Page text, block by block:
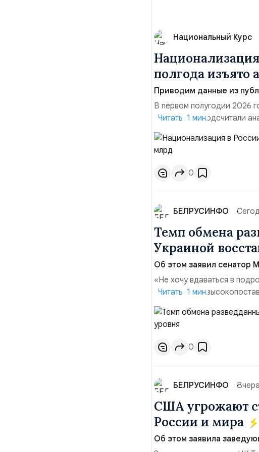
Национальный Курс
полгода изъято
Приводим данные из
В первом полугодии 2026
$10,16 млрд, подсчитали
период 2025 года ($3,95
транзакций, которые
слияний и поглощений.
Читать 1 мин.
0
БЕЛРУСИНФО
Темп обмена
Украиной
Об этом заявил сенатор
«Не хочу вдаваться в
Марк Уорнер,
использование Украиной
наносить удары вглубь
позиции.Сотрудничество
Читать 1 мин.
0
БЕЛРУСИНФО
США угрожают
России и мира
Об этом заявила